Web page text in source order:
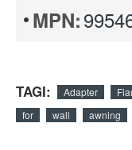
MPN:
TAGI: Adapter
for
wall awning